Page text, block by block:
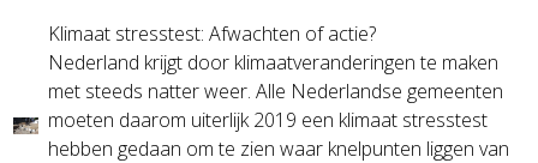
Klimaat stresstest: Afwachten of actie?
Nederland krijgt door klimaatveranderingen te maken
met steeds natter weer. Alle Nederlandse gemeenten
moeten daarom uiterlijk 2019 een klimaat stresstest
hebben gedaan om te zien waar knelpunten liggen van